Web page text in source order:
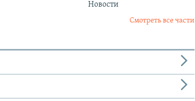
Новости
Смотреть все части